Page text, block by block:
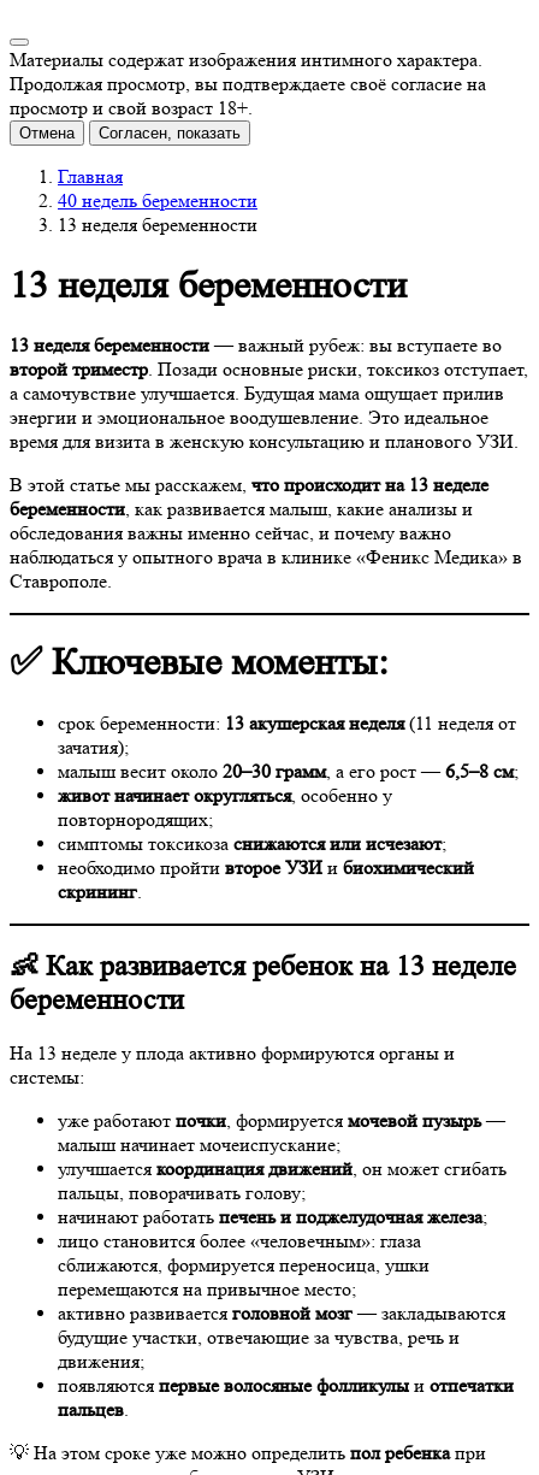
Материалы содержат изображения интимного характера.
Продолжая просмотр, вы подтверждаете своё согласие на
просмотр и свой возраст 18+.
Отмена Согласен, показать
Главная
40 недель беременности
13 неделя беременности
13 неделя беременности
13 неделя беременности— важный рубеж: вы вступаете во
второй триместр. Позади основные риски, токсикоз отступает,
а самочувствие улучшается. Будущая мама ощущает прилив
энергии и эмоциональное воодушевление. Это идеальное
время для визита в женскую консультацию и планового УЗИ.
В этой статье мы расскажем, что происходит на 13 неделе
беременности, как развивается малыш, какие анализы и
обследования важны именно сейчас, и почему важно
наблюдаться у опытного врача в клинике «Феникс Медика» в
Ставрополе.
✅ Ключевые моменты:
срок беременности: 13 акушерская неделя(11 неделя от
зачатия);
малыш весит около 20–30 грамм, а его рост —6,5–8 см;
живот начинает округляться, особенно у
повторнородящих;
симптомы токсикоза снижаются или исчезают;
необходимо пройти второе УЗИ и биохимический
скрининг.
👶 Как развивается ребенок на 13 неделе
беременности
На 13 неделе у плода активно формируются органы и
системы:
уже работают почки , формируется мочевой пузырь—
малыш начинает мочеиспускание;
улучшается координация движений , он может сгибать
пальцы, поворачивать голову;
начинают работать печень и поджелудочная железа;
лицо становится более «человечным»: глаза
сближаются, формируется переносица, ушки
перемещаются на привычное место;
активно развивается головной мозг— закладываются
будущие участки, отвечающие за чувства, речь и
движения;
появляются первые волосяные фолликулы и отпечатки
пальцев
💡 На этом сроке уже можно определить пол ребенкапри